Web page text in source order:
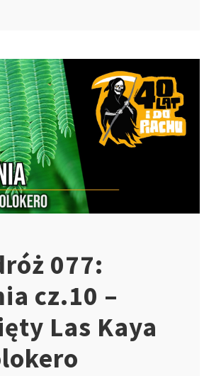
077:
cz.10 –
Las Kaya